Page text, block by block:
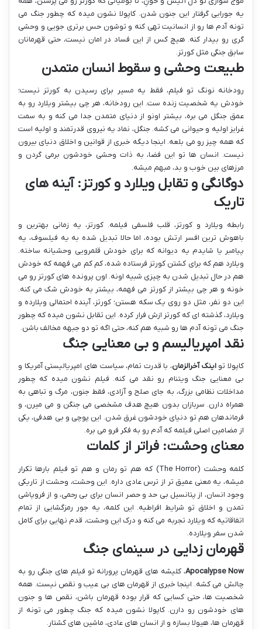
یه جورایی گرفتار این جنون شدن. کاپولا نشون میده که چطور جنگ می
تونه آدم ها رو از انسانیت تهی کنه و توشون حس برتری جویی و وحشی
گری رو بیدار کنه. هیچ کس از این فساد در امان نیست، حتی قهرمانان
سابق جنگی مثل کورتز.
طبیعت وحشی و سقوط انسان متمدن
رودخانه نونگ تو فیلم، فقط یه مسیر برای رسیدن به کورتز نیست؛
خودش یه شخصیت زنده ست. این رودخانه، هر چی بیشتر ویلارد رو به
عمق جنگل می بره، بیشتر اونو از دنیای متمدن جدا می کنه و به سمت
غرایز اولیه و حیوانی می کشه. جنگل، نماد یه نیروی قدرتمند و اولیه است
که همه چیز رو می بلعه. اینجا دیگه خبری از قوانین و اخلاق دنیای بیرون
نیست. انسان ها تو این فضا، به ذات وحشی خودشون برمی گردن و
مرزهای بین خوب و بد، مبهم میشه.
دوگانگی و تقابل ویلارد و کورتز: آینه های
تاریک
رابطه ویلارد و کورتز، قلب فلسفی فیلمه. کورتز، یه زمانی بهترین و
باهوش ترین افسر ارتش بوده، اما حالا تبدیل شده به یه فیلسوف، یه
پیامبر یا شایدم یه دیوانه که برای خودش قلمرویی وحشیانه ساخته.
ویلارد هم که برای کشتن کورتز فرستاده شده، کم کم می فهمه که خودش
هم در حال تبدیل شدن به چیزی شبیه اونه. اون پرونده های کورتز رو می
خونه و هر چی بیشتر از کورتز می فهمه، بیشتر به خودش شک می کنه.
این دو نفر، مثل دو روی یک سکه هستن؛ کورتز، آینده احتمالی ویلارده و
ویلارد، گذشته ای که کورتز ازش فرار کرده. این تقابل نشون میده که چطور
جنگ می تونه آدم ها رو شبیه هم کنه، حتی اگه تو دو جبهه مخالف باشن.
نقد امپریالیسم و بی معنایی جنگ
کاپولا تواینک آخرالزمان، با قدرت تمام، سیاست های امپریالیستی آمریکا و
بی معنایی جنگ ویتنام رو نقد می کنه. فیلم نشون میده که چطور
مداخلات نظامی بزرگ، به جای صلح و آزادی، فقط جنون، مرگ و تباهی به
همراه دارن. سربازان بدون هیچ هدف مشخصی می جنگن و می میرن، و
فرماندهان هم تو دنیای خودشون غرق شدن. این پوچی و بی هدفی، یکی
از مضامین اصلی فیلمه که آدم رو به فکر فرو می بره.
معنای وحشت: فراتر از کلمات
کلمه وحشت (The Horror) که هم تو رمان و هم تو فیلم بارها تکرار
میشه، یه معنی عمیق تر از ترس عادی داره. این وحشت، وحشت از تاریکی
وجود انسان، از پتانسیل بی حد و حصر انسان برای بی رحمی، و از فروپاشی
تمدن و اخلاق تو شرایط افراطیه. این کلمه، یه جور رمزگشایی از تمام
اتفاقاتیه که ویلارد تجربه می کنه و درک این وحشت، قدم نهایی برای کامل
شدن سفر ویلارده.
قهرمان زدایی در سینمای جنگ
Apocalypse Now، کلیشه های قهرمان پرورانه تو فیلم های جنگی رو به
چالش می کشه. اینجا خبری از قهرمان های بی عیب و نقص نیست. همه
شخصیت ها، حتی کسایی که قرار بوده قهرمان باشن، نقص ها و جنون
های خودشون رو دارن. کاپولا نشون میده که جنگ چطور می تونه از
قهرمان ها، هیولا بسازه و از انسان های عادی، ماشین های کشتار.